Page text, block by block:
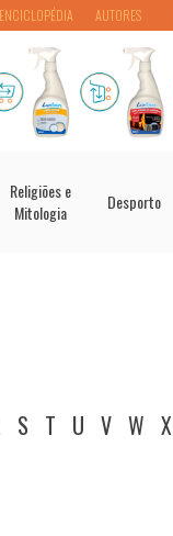
AUTORES
Religiões e
Mitologia
Desporto
S T U V W X